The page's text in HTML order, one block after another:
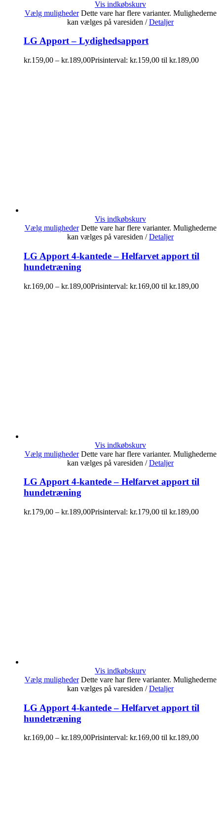
Vis indkøbskurv
Vælg muligheder Dette vare har flere varianter. Mulighederne
kan vælges på varesiden / Detaljer
LG Apport – Lydighedsapport
kr.159,00 – kr.189,00Prisinterval: kr.159,00 til kr.189,00
Vis indkøbskurv
Vælg muligheder Dette vare har flere varianter. Mulighederne
kan vælges på varesiden / Detaljer
LG Apport 4-kantede – Helfarvet apport til
hundetræning
kr.169,00 – kr.189,00Prisinterval: kr.169,00 til kr.189,00
Vis indkøbskurv
Vælg muligheder Dette vare har flere varianter. Mulighederne
kan vælges på varesiden / Detaljer
LG Apport 4-kantede – Helfarvet apport til
hundetræning
kr.179,00 – kr.189,00Prisinterval: kr.179,00 til kr.189,00
Vis indkøbskurv
Vælg muligheder Dette vare har flere varianter. Mulighederne
kan vælges på varesiden / Detaljer
LG Apport 4-kantede – Helfarvet apport til
hundetræning
kr.169,00 – kr.189,00Prisinterval: kr.169,00 til kr.189,00